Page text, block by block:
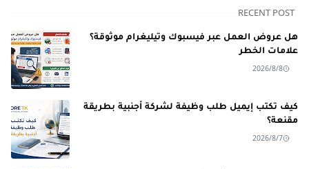
RECENT POST
هل عروض العمل عبر فيسبوك وتيليغرام موثوقة؟
علامات الخطر
2026/8/8
كيف تكتب إيميل طلب وظيفة لشركة أجنبية بطريقة
مقنعة؟
2026/8/7